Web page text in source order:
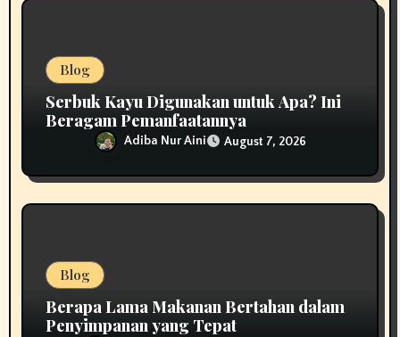
Blog
Serbuk Kayu Digunakan untuk Apa? Ini
Beragam Pemanfaatannya
Adiba Nur Aini August 7, 2026
Blog
Berapa Lama Makanan Bertahan dalam
Penyimpanan yang Tepat